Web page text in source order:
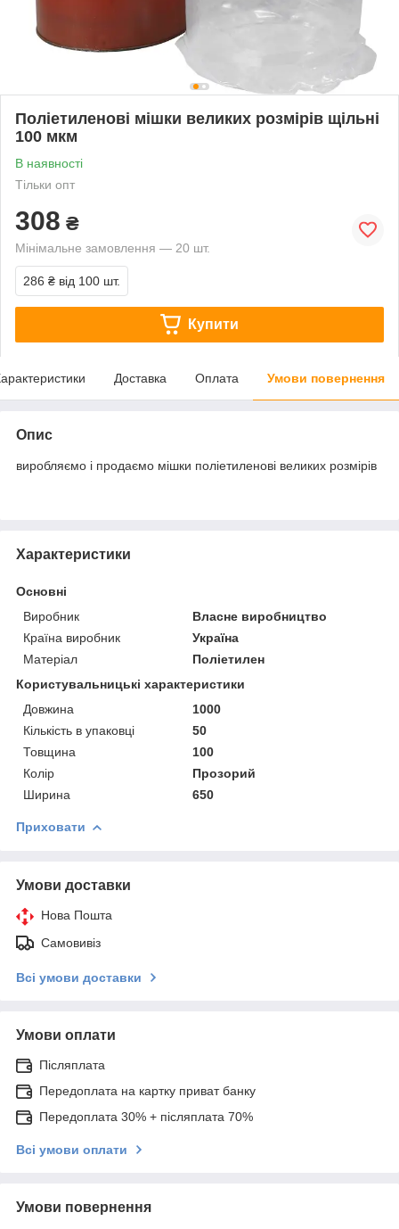
Поліетиленові мішки великих розмірів щільні
100 мкм
В наявності
Тільки опт
308 ₴
Мінімальне замовлення — 20 шт.
286 ₴ від 100 шт.
Купити
Доставка Оплата Умови повернення
Опис
виробляємо і продаємо мішки поліетиленові великих розмірів
Характеристики
Основні
Виробник
Власне виробництво
Країна виробник
Україна
Матеріал
Поліетилен
Користувальницькі характеристики
Довжина
1000
Кількість в упаковці
50
Товщина
100
Колір
Прозорий
Ширина
650
Приховати
Умови доставки
Нова Пошта
Самовивіз
Всі умови доставки
Умови оплати
Післяплата
Передоплата на картку приват банку
Передоплата 30% + післяплата 70%
Всі умови оплати
Умови повернення